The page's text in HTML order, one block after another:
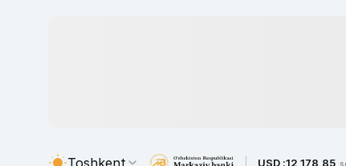
Toshkent USD :12 178,85